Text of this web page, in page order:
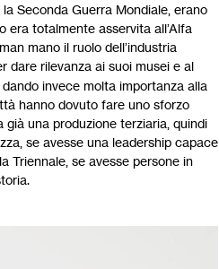
Seconda Guerra Mondiale, erano
era totalmente asservita all’Alfa
mano il ruolo dell’industria
dare rilevanza ai suoi musei e al
invece molta importanza alla
hanno dovuto fare uno sforzo
una produzione terziaria, quindi
se avesse una leadership capace
Triennale, se avesse persone in